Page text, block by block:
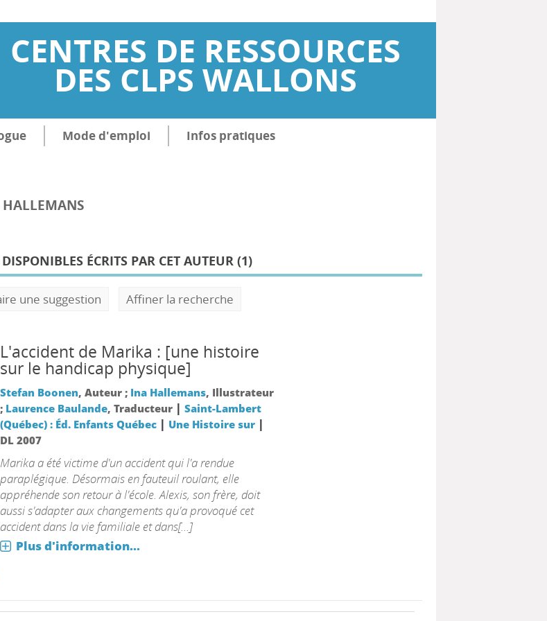
CENTRES DE RESSOURCES
DES CLPS WALLONS
Mode d'emploi Infos pratiques
ÉCRITS PAR CET AUTEUR (1)
une suggestion Affiner la recherche
L'accident de Marika : [une histoire
sur le handicap physique]
Stefan Boonen, Auteur ; Ina Hallemans, Illustrateur
; Laurence Baulande, Traducteur | Saint-Lambert
(Québec) : Éd. Enfants Québec| Une Histoire sur|
DL 2007
Marika a été victime d'un accident qui l'a rendue
paraplégique. Désormais en fauteuil roulant, elle
appréhende son retour à l'école. Alexis, son frère, doit
aussi s'adapter aux changements qu'a provoqué cet
accident dans la vie familiale et dans[...]
Plus d'information...